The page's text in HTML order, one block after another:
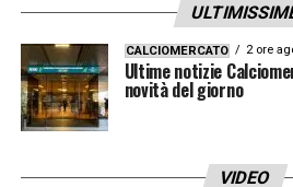
CALCIOMERCATO 2 ore
Ultime notizie
novità del giorno
VIDEO